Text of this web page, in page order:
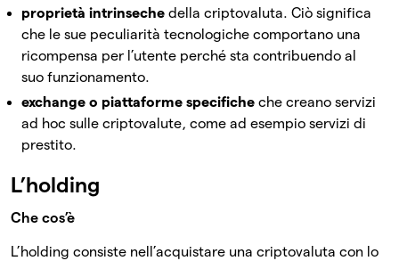
proprietà intrinseche della criptovaluta. Ciò significa
che le sue peculiarità tecnologiche comportano una
ricompensa per l’utente perché sta contribuendo al
suo funzionamento.
exchange o piattaforme specifiche che creano servizi
ad hoc sulle criptovalute, come ad esempio servizi di
prestito.
L’holding
Che cos’è
L’holding consiste nell’acquistare una criptovaluta con lo